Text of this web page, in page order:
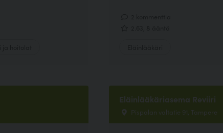
Eläinlääkäriasema Reviiri
Pispalan valtatie 91, Tampere